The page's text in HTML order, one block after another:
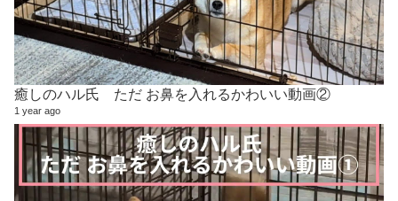
癒しのハル氏 ただ お鼻を入れるかわいい動画②
1 year ago